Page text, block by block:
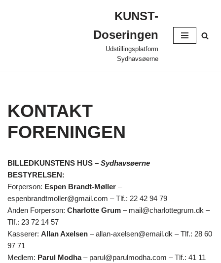
KUNST-
Doseringen
Udstillingsplatform
Sydhavsøerne
KONTAKT
FORENINGEN
BILLEDKUNSTENS HUS – Sydhavsøerne
BESTYRELSEN:
Forperson: Espen Brandt-Møller –
espenbrandtmoller@gmail.com – Tlf.: 22 42 94 79
Anden Forperson: Charlotte Grum – mail@charlottegrum.dk –
Tlf.: 23 72 14 57
Kasserer: Allan Axelsen – allan-axelsen@email.dk – Tlf.: 28 60
97 71
Medlem: Parul Modha– parul@parulmodha.com – Tlf.: 41 11